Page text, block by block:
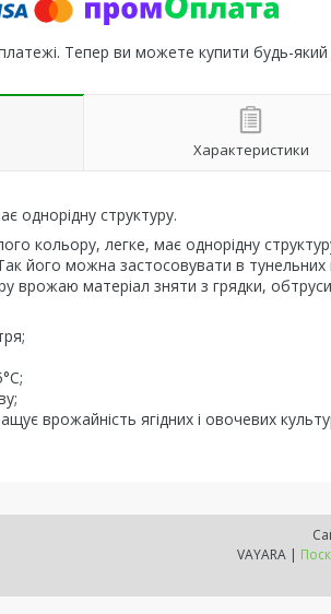
платежі. Тепер ви можете купити будь-
Характеристики
однорідну структуру.
кольору, легке, має однорідну
його можна застосовувати в тунельних
врожаю матеріал зняти з грядки,
врожайність ягідних і овочевих
VAYARA |